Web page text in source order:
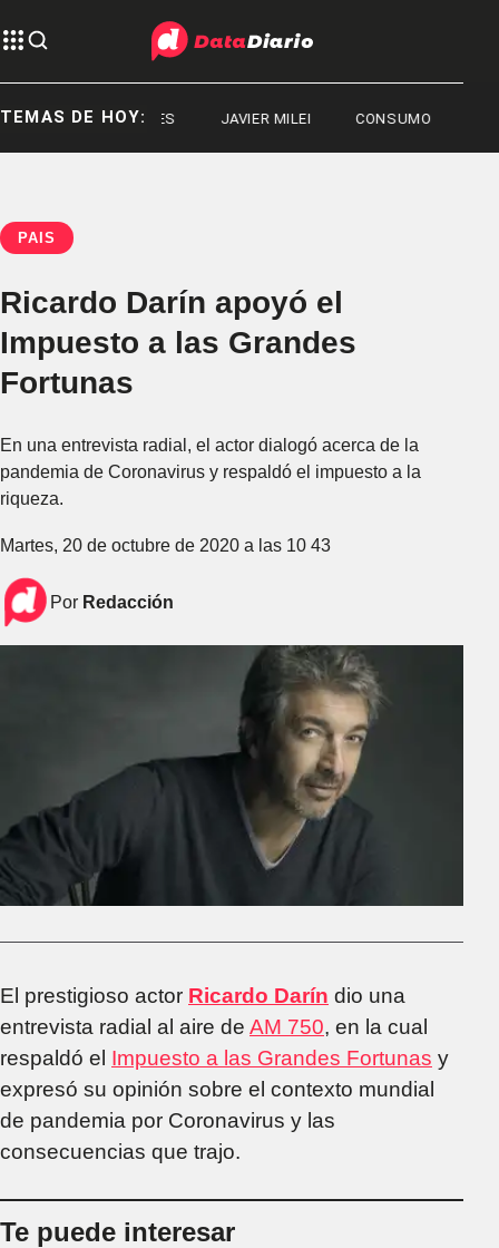
TEMAS DE HOY:
DEPORTES JAVIER MILEI CONSUMO
PAÍS
Ricardo Darín apoyó el
Impuesto a las Grandes
Fortunas
En una entrevista radial, el actor dialogó acerca de la
pandemia de Coronavirus y respaldó el impuesto a la
riqueza.
Martes, 20 de octubre de 2020 a las 10 43
Por Redacción
El prestigioso actor Ricardo Darín dio una
entrevista radial al aire de AM 750, en la cual
respaldó el Impuesto a las Grandes Fortunas y
expresó su opinión sobre el contexto mundial
de pandemia por Coronavirus y las
consecuencias que trajo.
Te puede interesar